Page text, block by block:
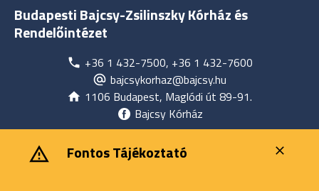
Budapesti Bajcsy-Zsilinszky Kórház és
Rendelőintézet
+36 1 432-7500, +36 1 432-7600
bajcsykorhaz@bajcsy.hu
1106 Budapest, Maglódi út 89-91.
Bajcsy Kórház
‎ ‎Fontos Tájékoztató